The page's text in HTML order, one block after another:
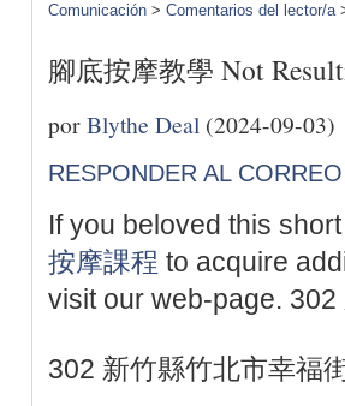
Comunicación > Comentarios del lector/a
腳底按摩教學 Not
porBlythe Deal (2024-09-03)
RESPONDER AL
If you beloved this
按摩課程 to acquire
visit our web-page.
302 新竹縣竹北市幸福